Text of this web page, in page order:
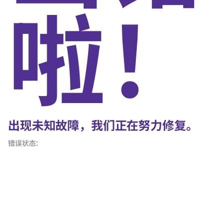
啦！
出现未知故障，我们正在努力修复。
错误状态：